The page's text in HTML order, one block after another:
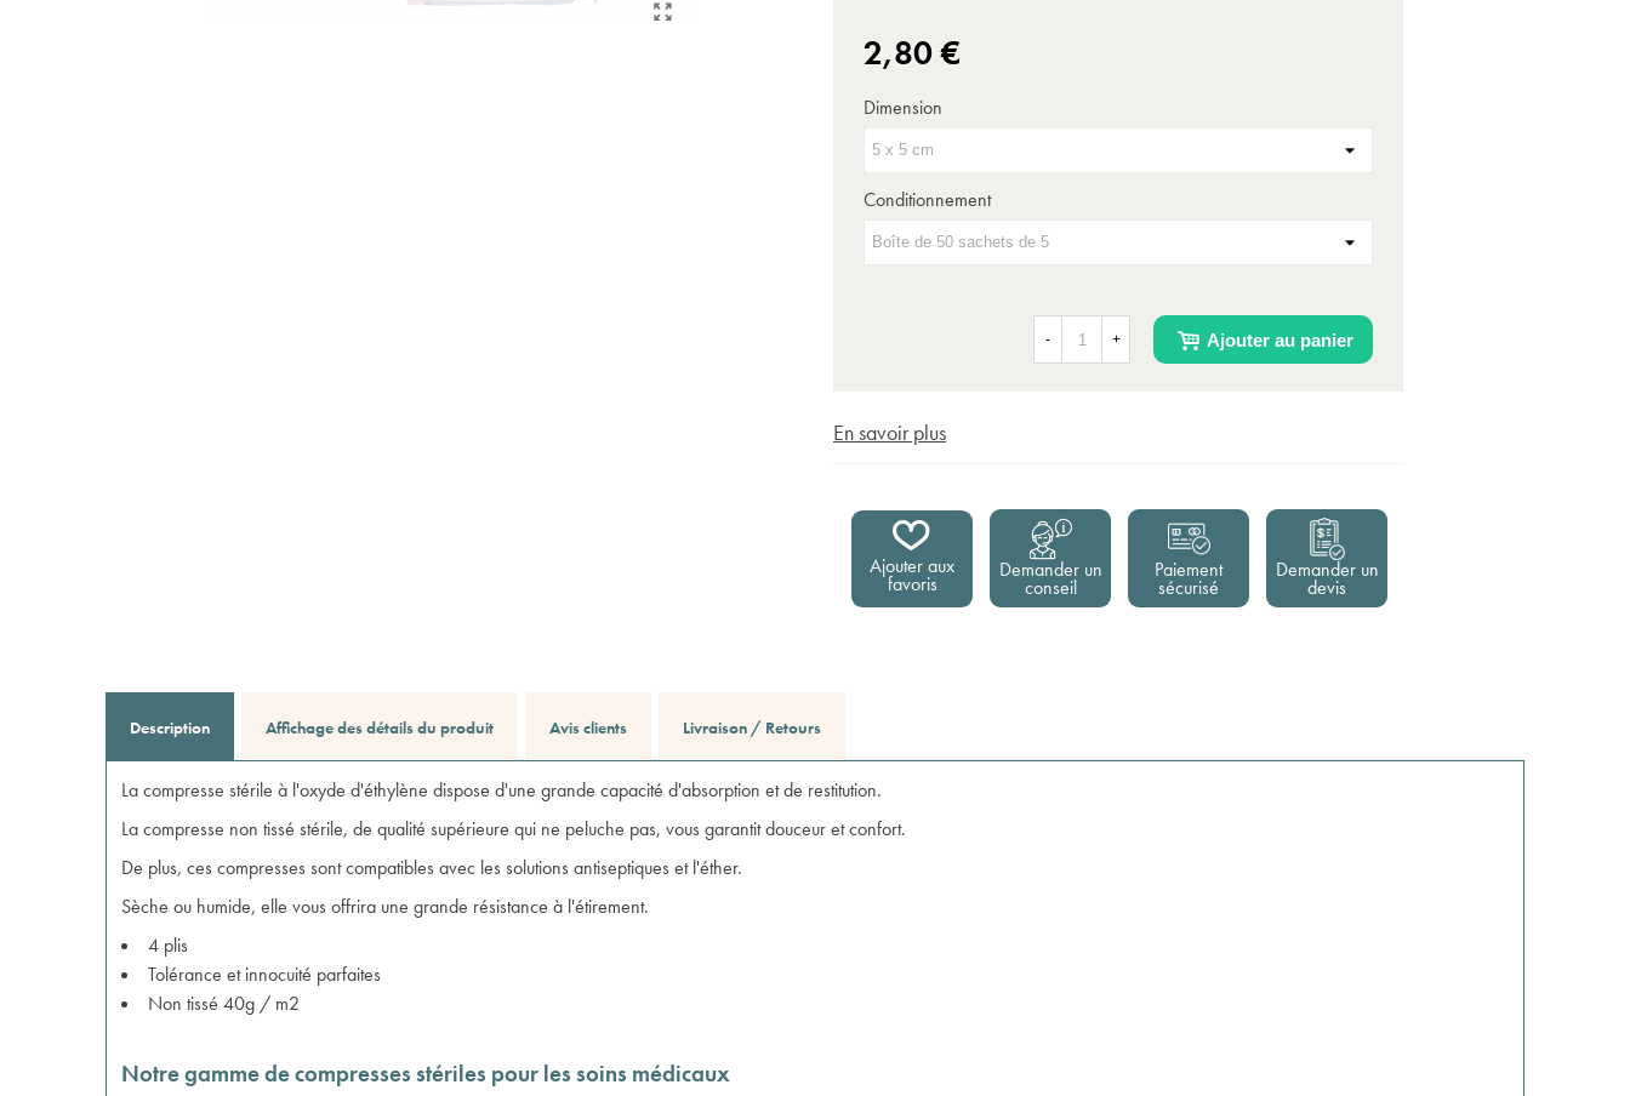
2,80 €
- + Ajouter au panier
Dimension
Conditionnement
En savoir plus
Ajouter aux
favoris
Demander un
conseil
Paiement
sécurisé
Demander un
devis
Description Affichage des détails du produit Avis clients Livraison / Retours
Lacompresse stérile à l'oxyde d'éthylène dispose d'une grande capacité d'absorption et de restitution.
La compresse non tissé stérile, de qualité supérieure qui ne peluche pas, vous garantit douceur et confort.
De plus, ces compresses sont compatibles avec les solutions antiseptiques et l'éther.
Sèche ou humide, elle vous offrira une grande résistance à l'étirement.
4 plis
Tolérance et innocuité parfaites
Non tissé 40g / m2
Notre gamme de compresses stériles pour les soins médicaux